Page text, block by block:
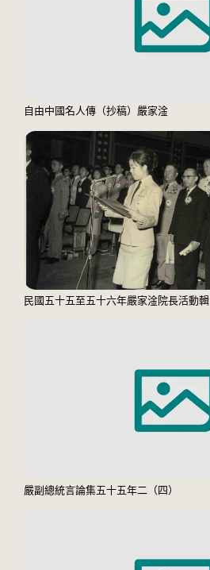
自由中國名人傳（抄稿）嚴家淦
民國五十五至五十六年嚴家淦院長活動輯
嚴副總統言論集五十五年二（四）